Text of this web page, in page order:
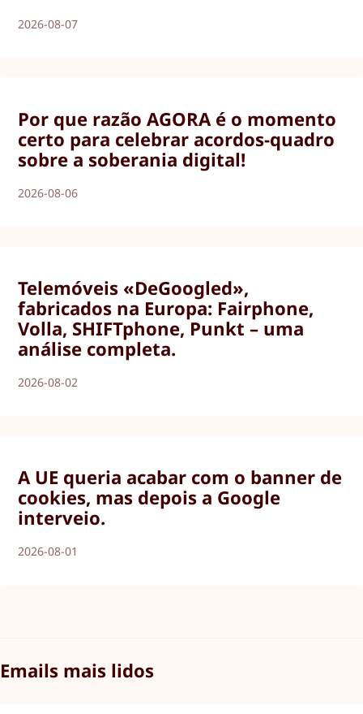
2026-08-07
Por que razão AGORA é o momento
certo para celebrar acordos-quadro
sobre a soberania digital!
2026-08-06
Telemóveis «DeGoogled»,
fabricados na Europa: Fairphone,
Volla, SHIFTphone, Punkt – uma
análise completa.
2026-08-02
A UE queria acabar com o banner de
cookies, mas depois a Google
interveio.
2026-08-01
Emails mais lidos